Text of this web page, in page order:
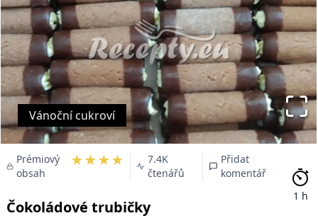
Vánoční cukroví
Prémiový
obsah
★★★★
7.4K
čtenářů
Přidat
komentář
Čokoládové trubičky
1 h